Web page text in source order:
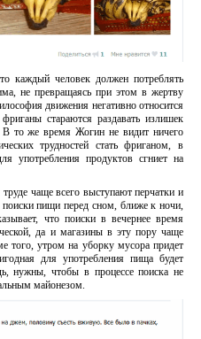
каждый человек должен потреблять
не превращаясь при этом в жертву
движения негативно относится
стараются раздавать излишек
то же время Жогин не видит ничего
трудностей стать фриганом, в
употребления продуктов сгниет на
чаще всего выступают перчатки и
пищи перед сном, ближе к ночи,
что поиски в вечернее время
да и магазины в эту пору чаще
того, утром на уборку мусора придет
для употребления пища будет
нужны, чтобы в процессе поиска не
майонезом.